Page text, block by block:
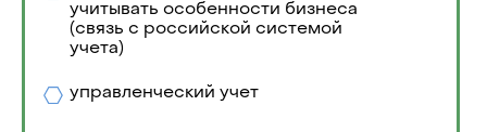
учитывать особенности бизнеса
(связь с российской системой
учета)
управленческий учет